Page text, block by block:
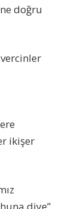
doğru
ikişer